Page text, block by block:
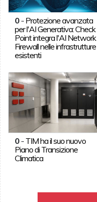
0- Protezione avanzata
per l'AI Generativa: Check
Point integra l'AI Network
Firewall nelle infrastrutture
esistenti
0- TIM ha il suo nuovo
Piano di Transizione
Climatica